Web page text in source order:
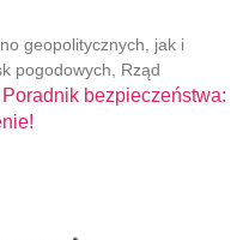
geopolitycznych, jak i
pogodowych, Rząd
Poradnik bezpieczeństwa: